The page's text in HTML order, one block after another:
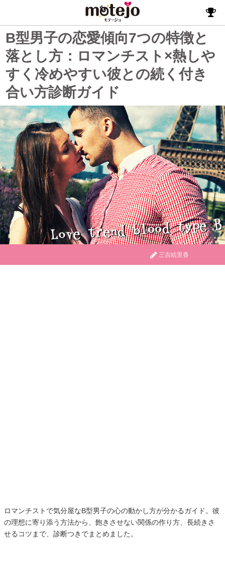
B型男子の恋愛傾向7つの特徴と
落とし方：ロマンチスト×熱しや
すく冷めやすい彼との続く付き
合い方診断ガイド
三吉絵里香
ロマンチストで気分屋なB型男子の心の動かし方が分かるガイド。彼
の理想に寄り添う方法から、飽きさせない関係の作り方、長続きさ
せるコツまで、診断つきでまとめました。